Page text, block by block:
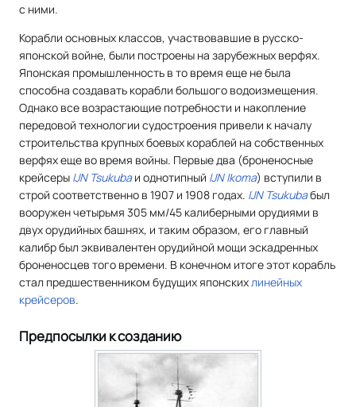
с ними.
Корабли основных классов, участвовавшие в русско-
японской войне, были построены на зарубежных верфях.
Японская промышленность в то время еще не была
способна создавать корабли большого водоизмещения.
Однако все возрастающие потребности и накопление
передовой технологии судостроения привели к началу
строительства крупных боевых кораблей на собственных
верфях еще во время войны. Первые два (броненосные
крейсеры IJN Tsukubaи однотипный IJN Ikoma) вступили в
строй соответственно в 1907 и 1908 годах. IJN Tsukubaбыл
вооружен четырьмя 305 мм/45 калиберными орудиями в
двух орудийных башнях, и таким образом, его главный
калибр был эквивалентен орудийной мощи эскадренных
броненосцев того времени. В конечном итоге этот корабль
стал предшественником будущих японских линейных
крейсеров.
Предпосылки к созданию